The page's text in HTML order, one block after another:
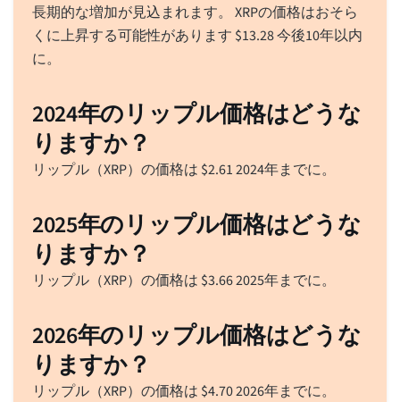
長期的な増加が見込まれます。 XRPの価格はおそら
くに上昇する可能性があります $13.28今後10年以内
に。
2024年のリップル価格はどうな
りますか？
リップル（XRP）の価格は $2.612024年までに。
2025年のリップル価格はどうな
りますか？
リップル（XRP）の価格は $3.662025年までに。
2026年のリップル価格はどうな
りますか？
リップル（XRP）の価格は $4.702026年までに。